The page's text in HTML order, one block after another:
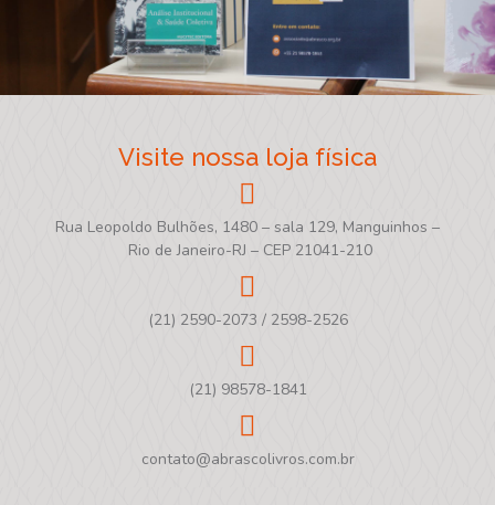
Visite nossa loja física
Rua Leopoldo Bulhões, 1480 – sala 129, Manguinhos –
Rio de Janeiro-RJ – CEP 21041-210
(21) 2590-2073 / 2598-2526
(21) 98578-1841
contato@abrascolivros.com.br